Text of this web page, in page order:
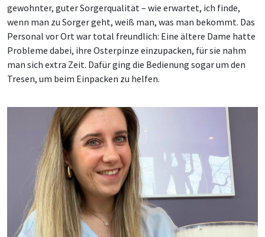
gewohnter, guter Sorgerqualität – wie erwartet, ich finde,
wenn man zu Sorger geht, weiß man, was man bekommt. Das
Personal vor Ort war total freundlich: Eine ältere Dame hatte
Probleme dabei, ihre Osterpinze einzupacken, für sie nahm
man sich extra Zeit. Dafür ging die Bedienung sogar um den
Tresen, um beim Einpacken zu helfen.